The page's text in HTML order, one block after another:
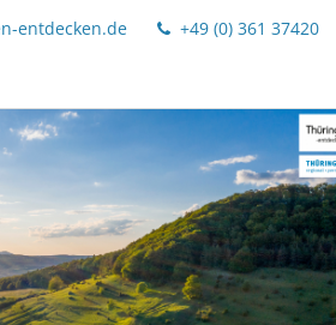
entdecken.de +49 (0) 361 37420